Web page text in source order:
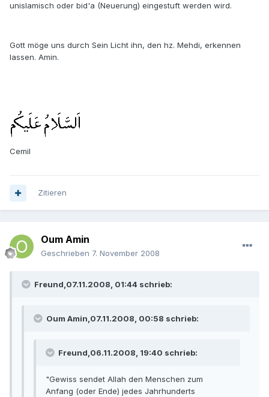
unislamisch oder bid'a (Neuerung) eingestuft werden wird.
Gott möge uns durch Sein Licht ihn, den hz. Mehdi, erkennen
lassen. Amin.
Cemil
Zitieren
Oum Amin
Geschrieben 7. November 2008
Freund,07.11.2008, 01:44 schrieb:
Oum Amin,07.11.2008, 00:58 schrieb:
Freund,06.11.2008, 19:40 schrieb:
"Gewiss sendet Allah den Menschen zum
Anfang (oder Ende) jedes Jahrhunderts